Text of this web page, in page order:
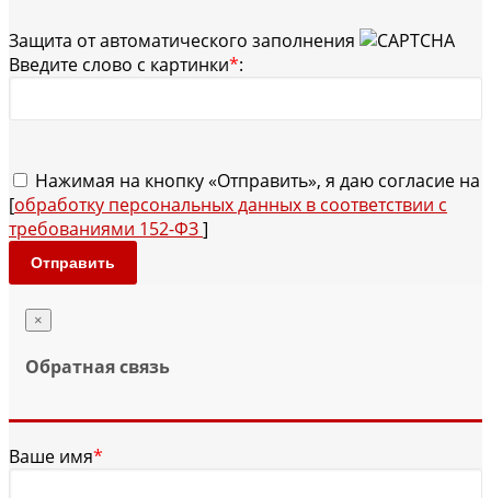
Защита от автоматического заполнения
Введите слово с картинки*:
Нажимая на кнопку «Отправить», я даю согласие на
[обработку персональных данных в соответствии с
требованиями 152-ФЗ]
Отправить
×
Обратная связь
Ваше имя*